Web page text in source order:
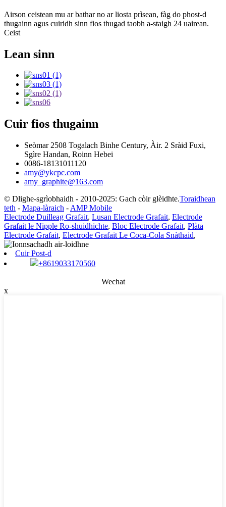
Airson ceistean mu ar bathar no ar liosta prìsean, fàg do phost-d
thugainn agus cuiridh sinn fios thugad taobh a-staigh 24 uairean.
Ceist
Lean sinn
Cuir fios thugainn
Seòmar 2508 Togalach Binhe Century, Àir. 2 Sràid Fuxi,
Sgìre Handan, Roinn Hebei
0086-18131011120
amy@ykcpc.com
amy_graphite@163.com
© Dlighe-sgrìobhaidh - 2010-2025: Gach còir glèidhte.Toraidhean
teth - Mapa-làraich - AMP Mobile
Electrode Duilleag Grafait, Lusan Electrode Grafait, Electrode
Grafait le Nipple Ro-shuidhichte, Bloc Electrode Grafait, Plàta
Electrode Grafait, Electrode Grafait Le Coca-Cola Snàthaid,
Cuir Post-d
+8619033170560
Wechat
x